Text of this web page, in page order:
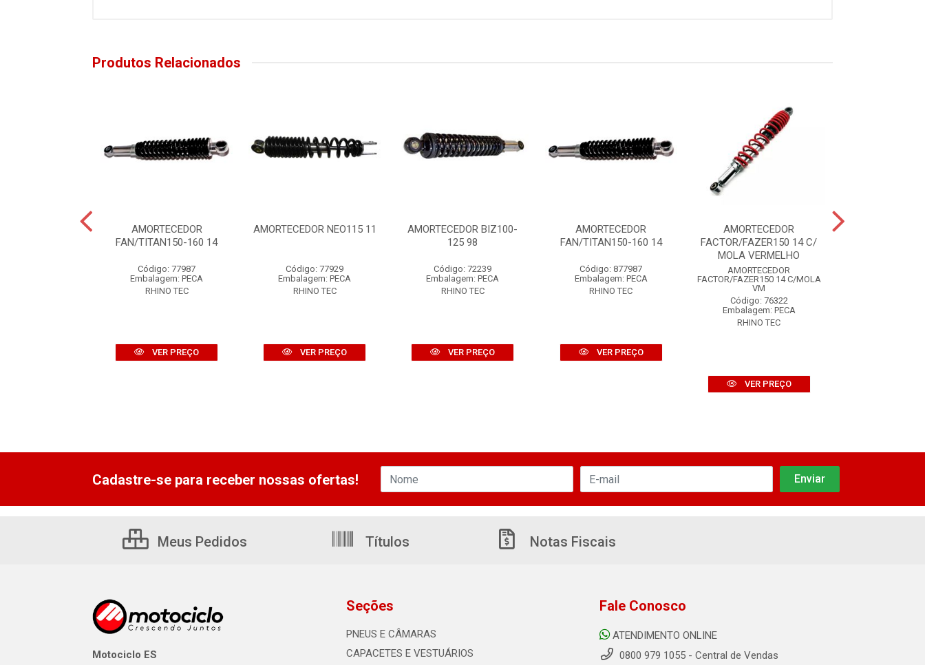
Produtos Relacionados
AMORTECEDOR
FAN/TITAN150-160 14
Código: 77987
Embalagem: PECA
RHINO TEC
VER PREÇO
AMORTECEDOR NEO115 11
Código: 77929
Embalagem: PECA
RHINO TEC
VER PREÇO
AMORTECEDOR BIZ100-
125 98
Código: 72239
Embalagem: PECA
RHINO TEC
VER PREÇO
AMORTECEDOR
FAN/TITAN150-160 14
Código: 877987
Embalagem: PECA
RHINO TEC
VER PREÇO
AMORTECEDOR
FACTOR/FAZER150 14 C/
MOLA VERMELHO
AMORTECEDOR
FACTOR/FAZER150 14 C/MOLA
VM
Código: 76322
Embalagem: PECA
RHINO TEC
VER PREÇO
Cadastre-se para receber nossas ofertas!
Meus Pedidos Títulos Notas Fiscais
Motociclo ES
Seções
PNEUS E CÂMARAS
CAPACETES E VESTUÁRIOS
Fale Conosco
ATENDIMENTO ONLINE
0800 979 1055 - Central de Vendas